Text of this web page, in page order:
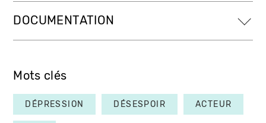
DOCUMENTATION
Mots clés
DÉPRESSION DÉSESPOIR ACTEUR